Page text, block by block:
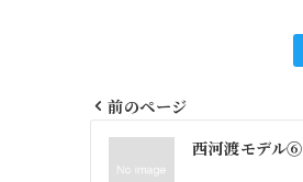
投
前のページ
西河渡モデル⑥